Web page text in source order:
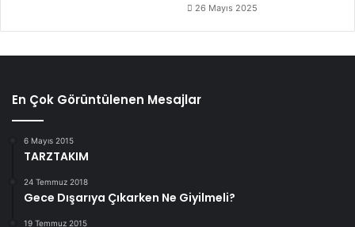
26 Mayıs 2025
En Çok Görüntülenen Mesajlar
6 Mayıs 2015
TARZTAKIM
24 Temmuz 2018
Gece Dışarıya Çıkarken Ne Giyilmeli?
19 Temmuz 2015